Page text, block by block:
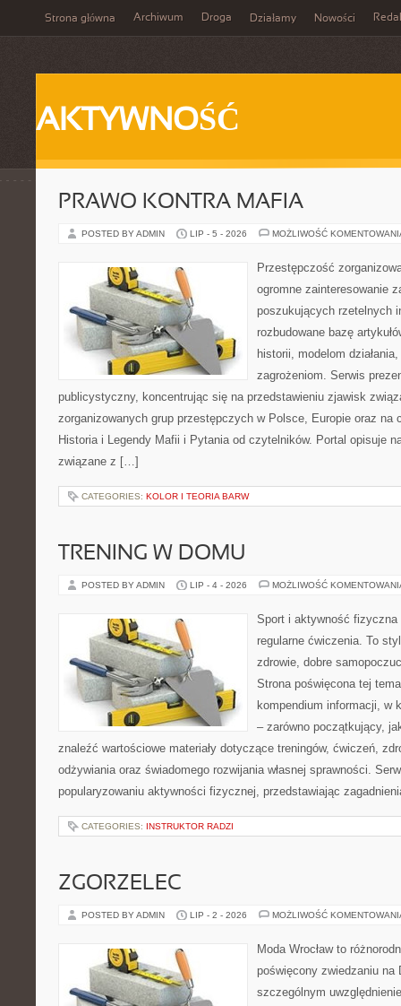
Strona główna Archiwum Droga Działamy Nowości
AKTYWNOŚĆ
PRAWO KONTRA MAFIA
POSTED BY ADMIN LIP - 5 - 2026 MOŻLIWOŚĆ
Przestępczość
ogromne zainteresowanie
poszukujących rzetelnych
rozbudowane bazę
historii, modelom
zagrożeniom. Serwis
publicystyczny, koncentrując się na przedstawieniu zjawisk
zorganizowanych grup przestępczych w Polsce, Europie oraz na
Historia i Legendy Mafii i Pytania od czytelników. Portal opisuje
związane z […]
CATEGORIES: KOLOR I TEORIA BARW
TRENING W DOMU
POSTED BY ADMIN LIP - 4 - 2026 MOŻLIWOŚĆ
Sport i aktywność
regularne ćwiczenia. To
zdrowie, dobre
Strona poświęcona tej
kompendium informacji, w
– zarówno początkujący,
znaleźć wartościowe materiały dotyczące treningów, ćwiczeń,
odżywiania oraz świadomego rozwijania własnej sprawności.
popularyzowaniu aktywności fizycznej, przedstawiając
CATEGORIES: INSTRUKTOR RADZI
ZGORZELEC
POSTED BY ADMIN LIP - 2 - 2026 MOŻLIWOŚĆ
Moda Wrocław to
poświęcony zwiedzaniu na
szczególnym